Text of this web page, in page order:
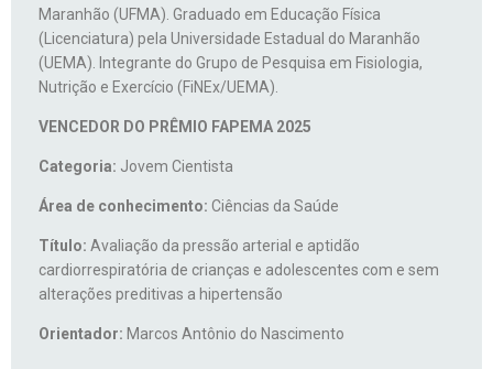
Maranhão (UFMA). Graduado em Educação Física
(Licenciatura) pela Universidade Estadual do Maranhão
(UEMA). Integrante do Grupo de Pesquisa em Fisiologia,
Nutrição e Exercício (FiNEx/UEMA).
VENCEDOR DO PRÊMIO FAPEMA 2025
Categoria: Jovem Cientista
Área de conhecimento: Ciências da Saúde
Título: Avaliação da pressão arterial e aptidão
cardiorrespiratória de crianças e adolescentes com e sem
alterações preditivas a hipertensão
Orientador: Marcos Antônio do Nascimento